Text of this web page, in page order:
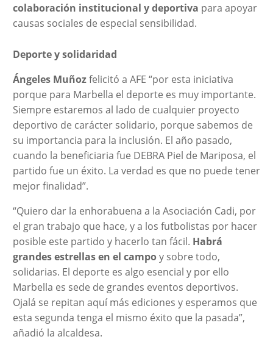
colaboración institucional y deportiva para apoyar
causas sociales de especial sensibilidad.
Deporte y solidaridad
Ángeles Muñozfelicitó a AFE “por esta iniciativa
porque para Marbella el deporte es muy importante.
Siempre estaremos al lado de cualquier proyecto
deportivo de carácter solidario, porque sabemos de
su importancia para la inclusión. El año pasado,
cuando la beneficiaria fue DEBRA Piel de Mariposa, el
partido fue un éxito. La verdad es que no puede tener
mejor finalidad”.
“Quiero dar la enhorabuena a la Asociación Cadi, por
el gran trabajo que hace, y a los futbolistas por hacer
posible este partido y hacerlo tan fácil. Habrá
grandes estrellas en el campoy sobre todo,
solidarias. El deporte es algo esencial y por ello
Marbella es sede de grandes eventos deportivos.
Ojalá se repitan aquí más ediciones y esperamos que
esta segunda tenga el mismo éxito que la pasada”,
añadió la alcaldesa.